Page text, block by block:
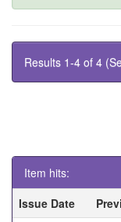
Results 1-4 of 4
Item hits:
Issue Date